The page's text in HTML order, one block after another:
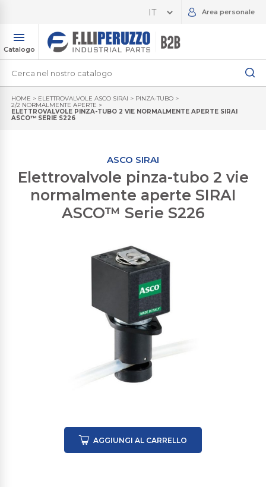
Area personale
Catalogo
HOME > ELETTROVALVOLE ASCO SIRAI > PINZA-TUBO >
2/2 NORMALMENTE APERTE >
ELETTROVALVOLE PINZA-TUBO 2 VIE NORMALMENTE APERTE SIRAI
ASCO™ SERIE S226
ASCO SIRAI
Elettrovalvole pinza-tubo 2 vie
normalmente aperte SIRAI
ASCO™ Serie S226
AGGIUNGI AL CARRELLO